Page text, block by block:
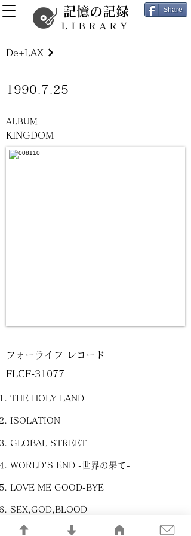
記憶の記録
LIBRARY
Share
KINGDOM
THE HOLY LAND
ISOLATION
GLOBAL STREET
WORLD'S END -世界の果て-
LOVE ME GOOD-BYE
SEX,GOD,BLOOD
REVOLUTION -永遠の薔薇-
De+LAX
1990.7.25
ALBUM
フォーライフ レコード
FLCF-31077